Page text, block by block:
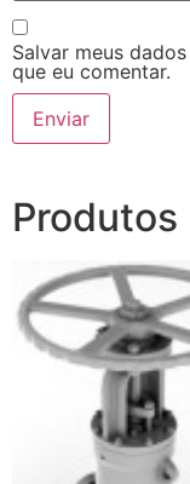
Salvar meus
que eu comentar.